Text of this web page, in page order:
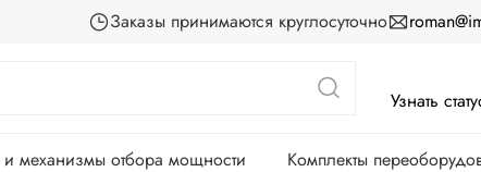
Заказы принимаются круглосуточно
Узнать
механизмы отбора мощности Комплекты